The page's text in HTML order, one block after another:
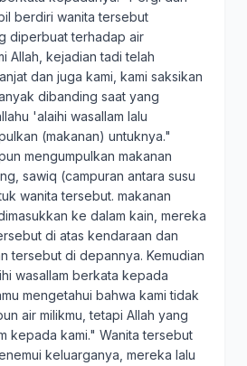
berdiri wanita tersebut
diperbuat terhadap air
Allah, kejadian tadi telah
dan juga kami, kami saksikan
dibanding saat yang
'alaihi wasallam lalu
(makanan) untuknya."
mengumpulkan makanan
sawiq (campuran antara susu
wanita tersebut. makanan
ke dalam kain, mereka
di atas kendaraan dan
tersebut di depannya. Kemudian
wasallam berkata kepada
mengetahui bahwa kami tidak
air milikmu, tetapi Allah yang
kepada kami." Wanita tersebut
keluarganya, mereka lalu